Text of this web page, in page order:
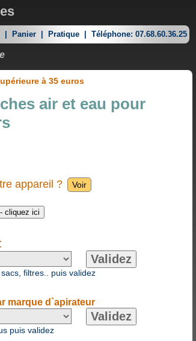
Panier Pratique Téléphone: 07.68.60.36.25
à 35 euros
air et eau pour
appareil ?
filtres.. puis validez
marque d`apirateur
puis validez